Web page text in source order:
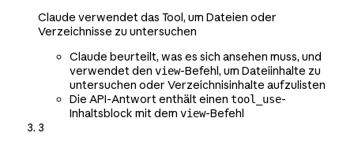
Claude verwendet das Tool, um Dateien oder
Verzeichnisse zu untersuchen
Claude beurteilt, was es sich ansehen muss, und
verwendet den view-Befehl, um Dateiinhalte zu
untersuchen oder Verzeichnisinhalte aufzulisten
Die API-Antwort enthält einen tool_use-
Inhaltsblock mit dem view-Befehl
3